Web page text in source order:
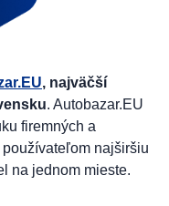
, najväčší
. Autobazar.EU
firemných a
najširšiu
na jednom mieste.